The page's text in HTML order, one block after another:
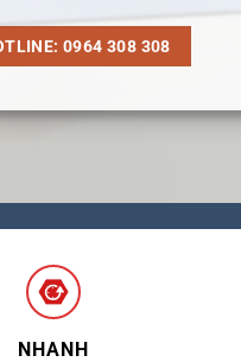
0964 308 308
NHANH